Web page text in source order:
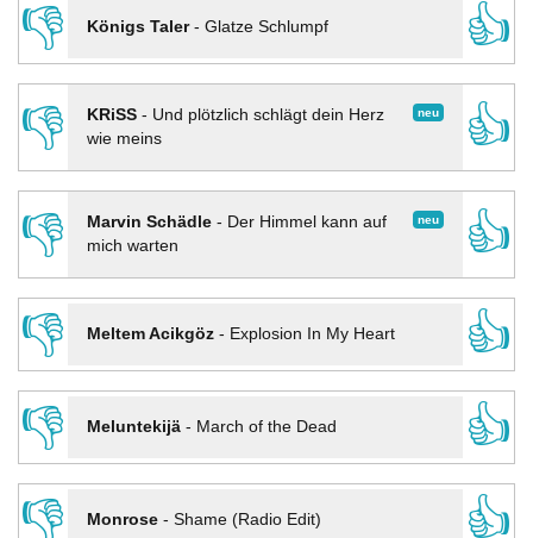
👎
Königs Taler- Glatze Schlumpf
👍
👎
neu
KRiSS- Und plötzlich schlägt dein Herz
wie meins
👍
👎 neu
Marvin Schädle- Der Himmel kann auf
mich warten
👍
👎
Meltem Acikgöz- Explosion In My Heart
👍
👎
Meluntekijä- March of the Dead
👍
👎
Monrose- Shame (Radio Edit)
👍